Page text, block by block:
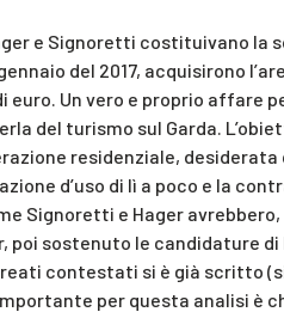
e Signoretti costituivano la
del 2017, acquisirono
euro. Un vero e proprio affare
del turismo sul Garda.
residenziale,
d’uso di lì a poco e la
Signoretti e Hager
sostenuto le candidature di
contestati si è già scritto
per questa analisi è